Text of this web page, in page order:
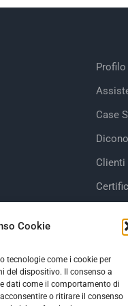
Cookie
tecnologie come i cookie per
del dispositivo. Il consenso a
dati come il comportamento di
o ritirare il consenso
Profilo
Case
Clienti
© Copyright 2026